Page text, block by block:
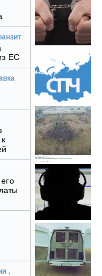
ЕС
,